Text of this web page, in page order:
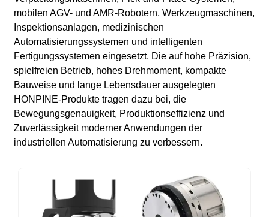
mobilen AGV- und AMR-Robotern, Werkzeugmaschinen,
Inspektionsanlagen, medizinischen
Automatisierungssystemen und intelligenten
Fertigungssystemen eingesetzt. Die auf hohe Präzision,
spielfreien Betrieb, hohes Drehmoment, kompakte
Bauweise und lange Lebensdauer ausgelegten
HONPINE-Produkte tragen dazu bei, die
Bewegungsgenauigkeit, Produktionseffizienz und
Zuverlässigkeit moderner Anwendungen der
industriellen Automatisierung zu verbessern.